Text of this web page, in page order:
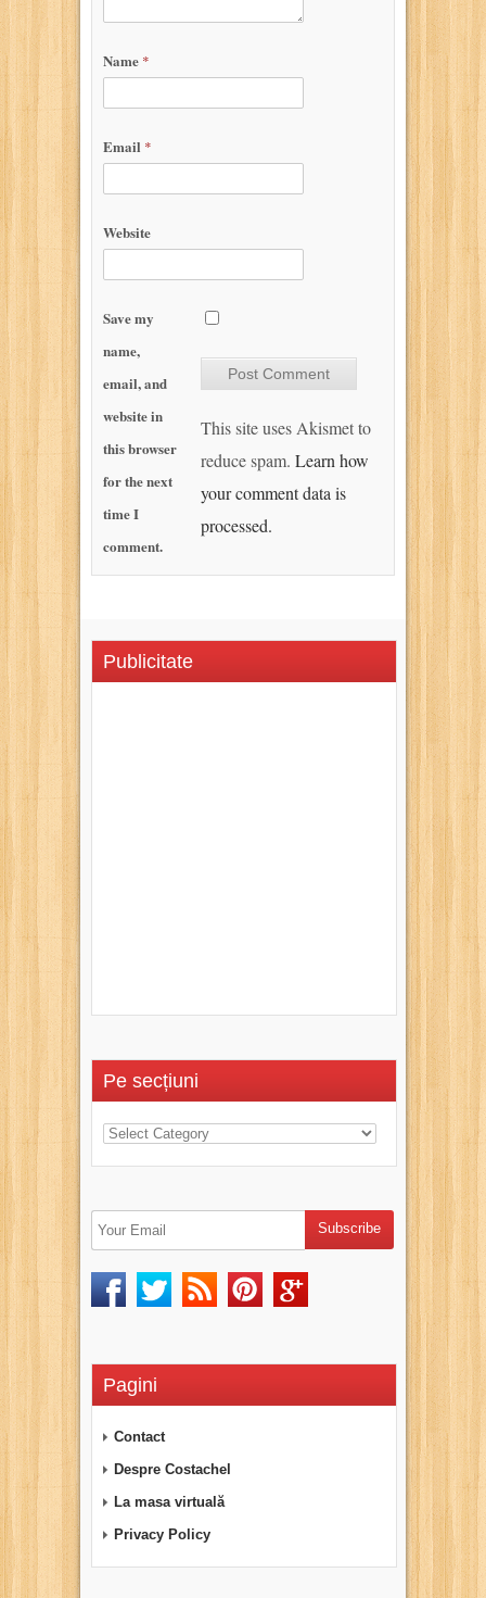
Name *
Email *
Website
Save my
name,
email, and
website in
this browser
for the next
time I
comment.
This site uses Akismet to
reduce spam. Learn how
your comment data is
processed.
Publicitate
Pe secțiuni
Pagini
Contact
Despre Costachel
La masa virtuală
Privacy Policy